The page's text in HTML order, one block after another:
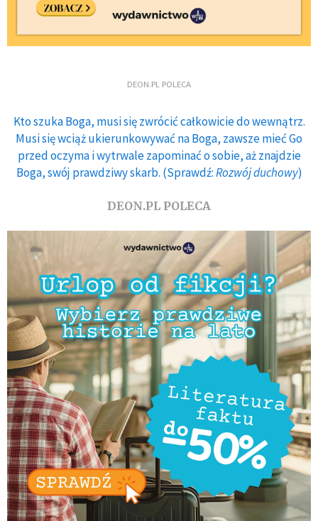
DEON.PL POLECA
Kto szuka Boga, musi się zwrócić całkowicie do wewnątrz.
Musi się wciąż ukierunkowywać na Boga, zawsze mieć Go
przed oczyma i wytrwale zapominać o sobie, aż znajdzie
Boga, swój prawdziwy skarb. (Sprawdź:Rozwój duchowy)
DEON.PL POLECA